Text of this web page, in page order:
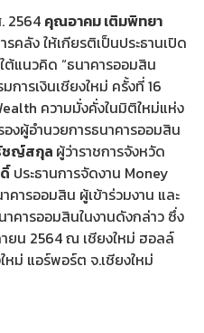
2564 คุณอาคม เติมพิทยา
คลัง ให้เกียรติเป็นประธานเปิด
แนวคิด “ธนาคารออมสิน
การเงินเชียงใหม่ ครั้งที่ 16
ความมั่งคั่งในมิติใหม่แห่ง
องผู้อำนวยการธนาคารออมสิน
ชญ์สกุล ผู้ว่าราชการจังหวัด
ประธานการจัดงาน Money
ารออมสิน ผู้เข้าร่วมงาน และ
คารออมสินในงานดังกล่าว ซึ่ง
ยน 2564 ณ เชียงใหม่ ฮอลล์
ม่ แอร์พอร์ต จ.เชียงใหม่